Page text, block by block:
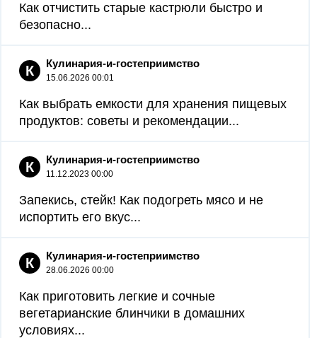
Как отчистить старые кастрюли быстро и
безопасно...
К Кулинария-и-гостеприимство
15.06.2026 00:01
Как выбрать емкости для хранения пищевых
продуктов: советы и рекомендации...
К Кулинария-и-гостеприимство
11.12.2023 00:00
Запекись, стейк! Как подогреть мясо и не
испортить его вкус...
К Кулинария-и-гостеприимство
28.06.2026 00:00
Как приготовить легкие и сочные
вегетарианские блинчики в домашних
условиях...